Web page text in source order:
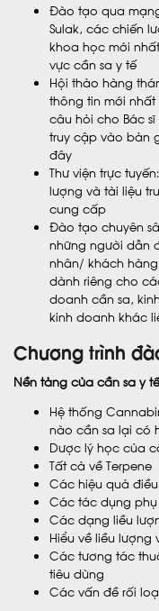
Đào tạo qua
Sulak, các chiến
khoa học mới
vực cần sa y tế
Hội thảo hàng
thông tin mới
câu hỏi cho Bác
truy cập vào bản
đây
Thư viện trực
lượng và tài liệu
cung cấp
Đào tạo chuyên
những người dẫn
nhân/ khách
dành riêng cho
doanh cần sa,
kinh doanh khác
Chương trình
Nền tảng của cần sa y
Hệ thống
nào cần sa lại có
Dược lý học của
Tất cả về Terpene
Các hiệu quả
Các tác dụng
Các dạng liều
Hiểu về liều
Các tương tác
tiêu dùng
Các vấn đề rối